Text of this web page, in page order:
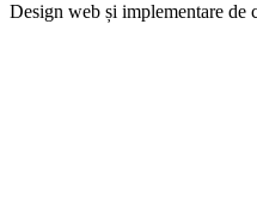
Design web și implementare de